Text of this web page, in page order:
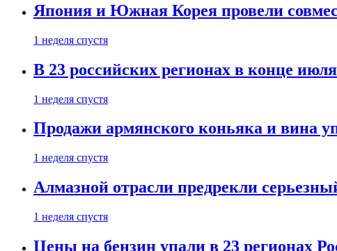
Япония и Южная Корея провели
1 неделя спустя
В 23 российских регионах в конце
1 неделя спустя
Продажи армянского коньяка и вина
1 неделя спустя
Алмазной отрасли предрекли
1 неделя спустя
Цены на бензин упали в 23 регионах